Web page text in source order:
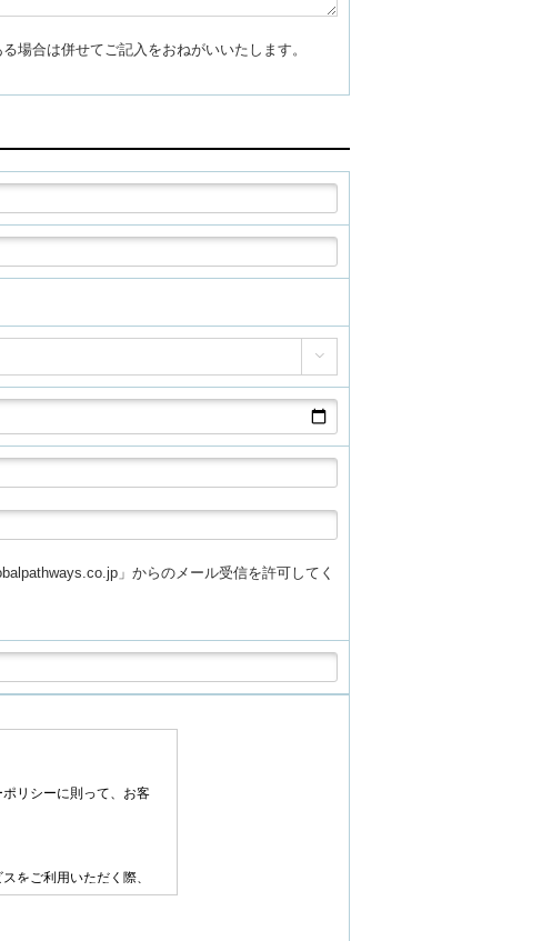
場合は併せてご記入をおねがいいたします。

」からのメール受信を許可してく